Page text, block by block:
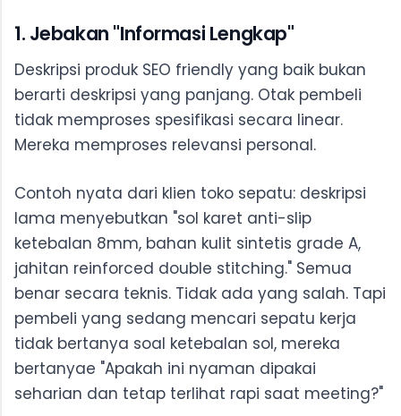
1. Jebakan "Informasi Lengkap"
Deskripsi produk SEO friendly yang baik bukan
berarti deskripsi yang panjang. Otak pembeli
tidak memproses spesifikasi secara linear.
Mereka memproses relevansi personal.
Contoh nyata dari klien toko sepatu: deskripsi
lama menyebutkan "sol karet anti-slip
ketebalan 8mm, bahan kulit sintetis grade A,
jahitan reinforced double stitching." Semua
benar secara teknis. Tidak ada yang salah. Tapi
pembeli yang sedang mencari sepatu kerja
tidak bertanya soal ketebalan sol, mereka
bertanyae "Apakah ini nyaman dipakai
seharian dan tetap terlihat rapi saat meeting?"